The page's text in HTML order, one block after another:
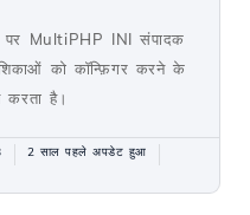
MultiPHP INI संपादक
को कॉन्फ़िगर करने के
करता है।
2 साल पहले अपडेट हुआ